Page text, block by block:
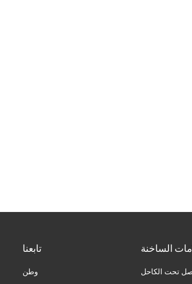
تابعنا
وطن
الساخنة
تحت الكاحل